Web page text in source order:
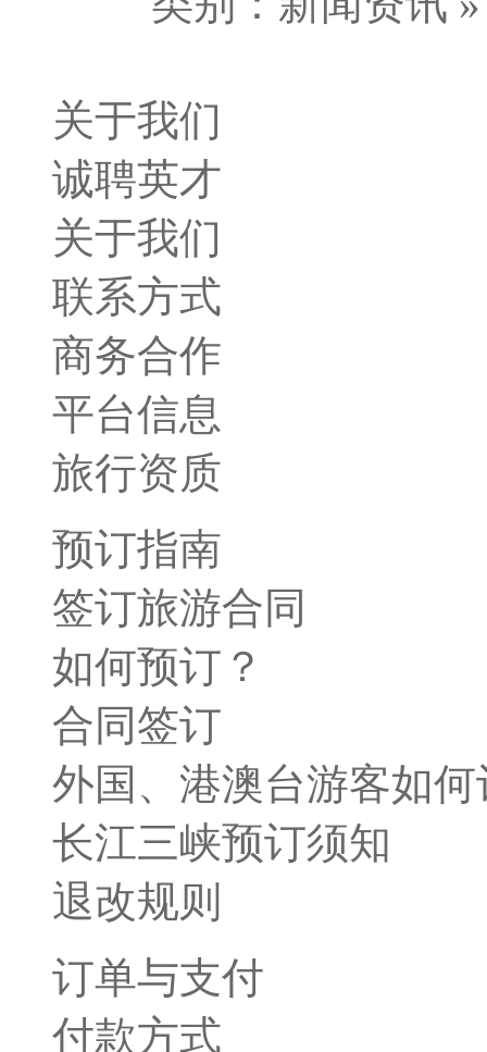
关于我们
诚聘英才
关于我们
联系方式
商务合作
平台信息
旅行资质
预订指南
签订旅游合同
如何预订？
合同签订
外国、港澳台游客如何
长江三峡预订须知
退改规则
订单与支付
付款方式